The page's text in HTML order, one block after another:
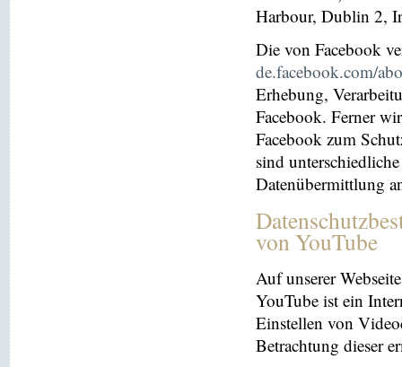
Harbour, Dublin 2,
Die von Facebook
de.facebook.com/
Erhebung,
Facebook. Ferner
Facebook zum
sind
Datenübermittlung
von YouTube
Auf unserer
YouTube ist ein
Einstellen von
Betrachtung dieser